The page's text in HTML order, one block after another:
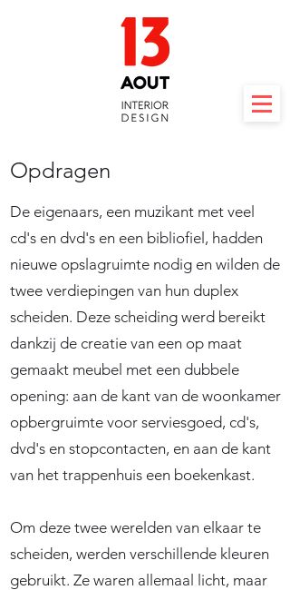
Opdragen
De eigenaars, een muzikant met veel
cd's en dvd's en een bibliofiel, hadden
nieuwe opslagruimte nodig en wilden de
twee verdiepingen van hun duplex
scheiden. Deze scheiding werd bereikt
dankzij de creatie van een op maat
gemaakt meubel met een dubbele
opening: aan de kant van de woonkamer
opbergruimte voor serviesgoed, cd's,
dvd's en stopcontacten, en aan de kant
van het trappenhuis een boekenkast.
Om deze twee werelden van elkaar te
scheiden, werden verschillende kleuren
gebruikt. Ze waren allemaal licht, maar